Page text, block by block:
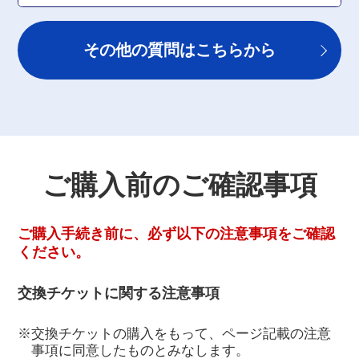
その他の質問はこちらから
ご購入前のご確認事項
ご購入手続き前に、必ず以下の注意事項をご確認
ください。
交換チケットに関する注意事項
※交換チケットの購入をもって、ページ記載の注意
事項に同意したものとみなします。